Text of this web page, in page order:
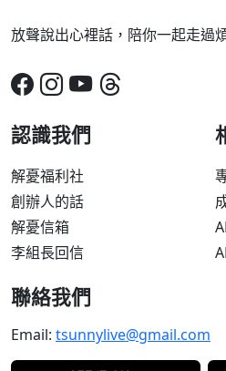
放聲說出心裡話，陪你一起走過
認識我們
解憂福利社
創辦人的話
解憂信箱
李組長回信
聯絡我們
Email: tsunnylive@gmail.com